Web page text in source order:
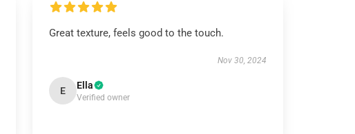
Great texture, feels good to the touch.
Nov 30, 2024
E Ella
Verified owner